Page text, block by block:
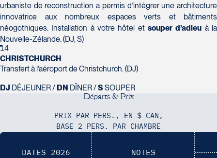
urbaniste de reconstruction a permis d’intégrer une architecture
innovatrice aux nombreux espaces verts et bâtiments
néogothiques. Installation à votre hôtel et souper d’adieu à la
Nouvelle-Zélande. (DJ, S)
14
CHRISTCHURCH
Transfert à l’aéroport de Christchurch. (DJ)
DJ DÉJEUNER / DN DÎNER /S SOUPER
Départs & Prix
PRIX PAR PERS., EN $ CAN,
BASE 2 PERS. PAR CHAMBRE
DATES 2026
NOTES